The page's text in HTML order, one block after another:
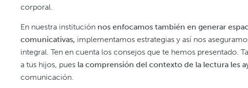
corporal.
En nuestra institución nos enfocamos también en generar
comunicativas, implementamos estrategias y así nos
integral. Ten en cuenta los consejos que te hemos presentado.
a tus hijos, pues la comprensión del contexto de la lectura les
comunicación.